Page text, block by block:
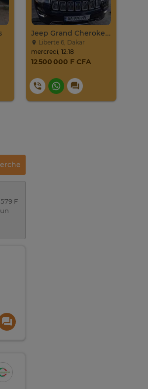
Jeep Grand Cherokee Overland 2019 À Vendre
Liberte 6, Dakar
mercredi, 12:18
12 500 000 F CFA
F